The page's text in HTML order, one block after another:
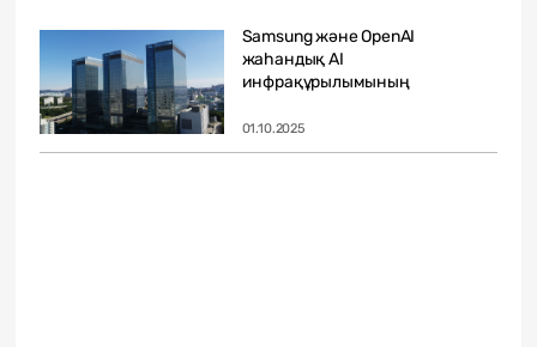
Samsung және OpenAI
жаһандық AI
инфрақұрылымының
01.10.2025